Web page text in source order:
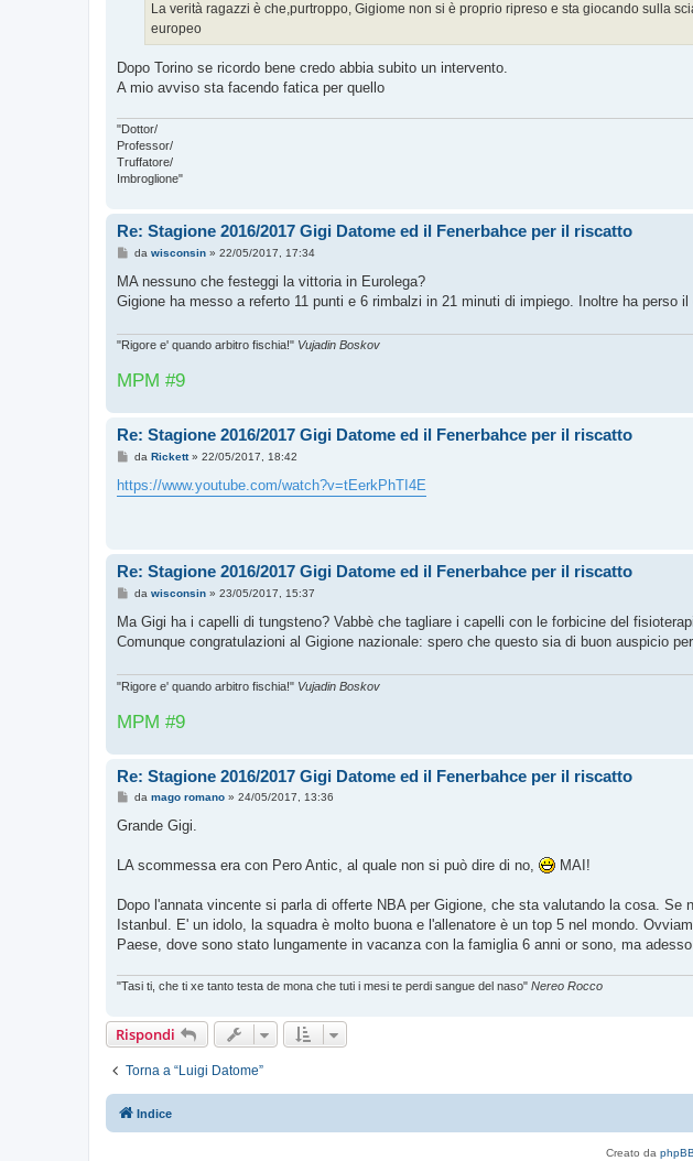
La verità ragazzi è che,purtroppo, Gigiome non si è proprio ripreso e sta giocando sulla
europeo
Dopo Torino se ricordo bene credo abbia subito un intervento.
A mio avviso sta facendo fatica per quello
"Dottor/
Professor/
Truffatore/
Imbroglione"
Re: Stagione 2016/2017 Gigi Datome ed il Fenerbahce per il riscatto
M
s
a
i
da wisconsin» 22/05/2017, 17:34
MA nessuno che festeggi la vittoria in Eurolega?
Gigione ha messo a referto 11 punti e 6 rimbalzi in 21 minuti di impiego. Inoltre ha perso
"Rigore e' quando arbitro fischia!" Vujadin Boskov
MPM #9
Re: Stagione 2016/2017 Gigi Datome ed il Fenerbahce per il riscatto
M
s
s
da Rickett» 22/05/2017, 18:42
https://www.youtube.com/watch?v=tEerkPhTI4E
Re: Stagione 2016/2017 Gigi Datome ed il Fenerbahce per il riscatto
M
s
a
i
da wisconsin» 23/05/2017, 15:37
Ma Gigi ha i capelli di tungsteno? Vabbè che tagliare i capelli con le forbicine del
Comunque congratulazioni al Gigione nazionale: spero che questo sia di buon auspicio
"Rigore e' quando arbitro fischia!" Vujadin Boskov
MPM #9
Re: Stagione 2016/2017 Gigi Datome ed il Fenerbahce per il riscatto
M
s
g
o
da mago romano» 24/05/2017, 13:36
Grande Gigi.
LA scommessa era con Pero Antic, al quale non si può dire di no, MAI!
Dopo l'annata vincente si parla di offerte NBA per Gigione, che sta valutando la cosa.
Istanbul. E' un idolo, la squadra è molto buona e l'allenatore è un top 5 nel mondo.
Paese, dove sono stato lungamente in vacanza con la famiglia 6 anni or sono, ma
"Tasi ti, che ti xe tanto testa de mona che tuti i mesi te perdi sangue del naso" Nereo Rocco
Rispondi
Torna a “Luigi Datome”
Indice
Creato da phpBB